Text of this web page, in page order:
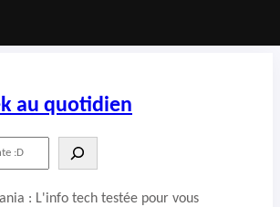
au quotidien
: L'info tech testée pour vous